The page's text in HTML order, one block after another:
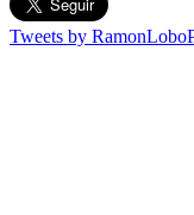
Tweets by